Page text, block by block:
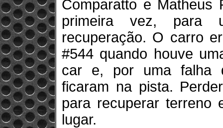
Comparatto e Matheus
primeira vez, para
recuperação. O carro
#544 quando houve
car e, por uma falha
ficaram na pista.
para recuperar terreno
lugar.